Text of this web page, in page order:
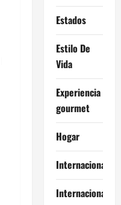
Estados
Estilo De
Vida
Experiencia
gourmet
Hogar
Internacional
Internacionales